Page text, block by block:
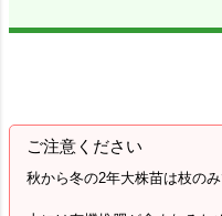
ご注意ください
秋から冬の2年大株苗は枝の